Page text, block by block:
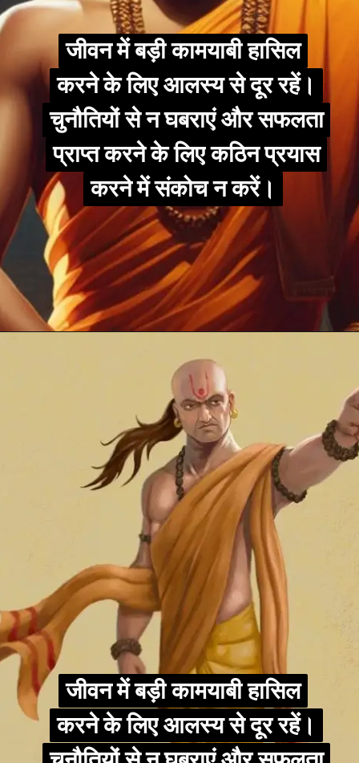
जीवन में बड़ी कामयाबी हासिल
करने के लिए आलस्य से दूर रहें।
चुनौतियों से न घबराएं और सफलता
प्राप्त करने के लिए कठिन प्रयास
करने में संकोच न करें।
जीवन में बड़ी कामयाबी हासिल
करने के लिए आलस्य से दूर रहें।
चुनौतियों से न घबराएं और सफलता
प्राप्त करने के लिए कठिन प्रयास
करने में संकोच न करें।
जीवन में बड़ी कामयाबी हासिल
करने के लिए आलस्य से दूर रहें।
जीवन में बड़ी कामयाबी हासिल
करने के लिए आलस्य से दूर रहें।